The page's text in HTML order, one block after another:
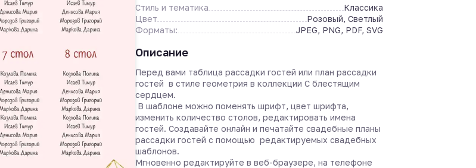
Описание
Перед вами таблица рассадки гостей или план рассадки
гостей в стиле геометрия в коллекции С блестящим
сердцем.
В шаблоне можно поменять шрифт, цвет шрифта,
изменить количество столов, редактировать имена
гостей. Создавайте онлайн и печатайте свадебные планы
рассадки гостей с помощью редактируемых свадебных
шаблонов.
Мгновенно редактируйте в веб-браузере, на телефоне
Стиль и тематика
Классика
Цвет
Розовый, Светлый
Форматы:
JPEG, PNG, PDF, SVG